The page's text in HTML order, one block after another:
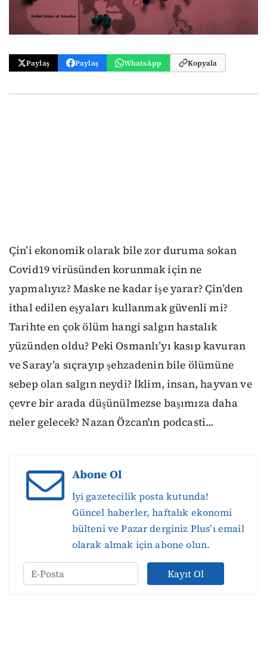
Paylaş Paylaş WhatsApp Kopyala
Çin’i ekonomik olarak bile zor duruma sokan
Covid19 virüsünden korunmak için ne
yapmalıyız? Maske ne kadar işe yarar? Çin’den
ithal edilen eşyaları kullanmak güvenli mi?
Tarihte en çok ölüm hangi salgın hastalık
yüzünden oldu? Peki Osmanlı’yı kasıp kavuran
ve Saray’a sıçrayıp şehzadenin bile ölümüne
sebep olan salgın neydi? İklim, insan, hayvan ve
çevre bir arada düşünülmezse başımıza daha
neler gelecek? Nazan Özcan'ın podcasti...
Abone Ol
İyi gazetecilik posta kutunda!
Güncel haberler, haftalık ekonomi
bülteni ve Pazar derginiz Plus’ı email
olarak almak için abone olun.
Kayıt Ol